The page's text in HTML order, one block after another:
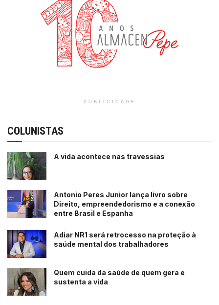
PUBLICIDADE
COLUNISTAS
A vida acontece nas travessias
Antonio Peres Junior lança livro sobre
Direito, empreendedorismo e a conexão
entre Brasil e Espanha
Adiar NR1 será retrocesso na proteção à
saúde mental dos trabalhadores
Quem cuida da saúde de quem gera e
sustenta a vida